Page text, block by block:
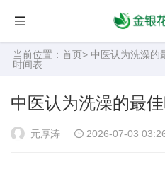
当前位置： 首页> 中医认为洗澡的
时间表
中医认为洗澡的最
元厚涛 2026-07-03